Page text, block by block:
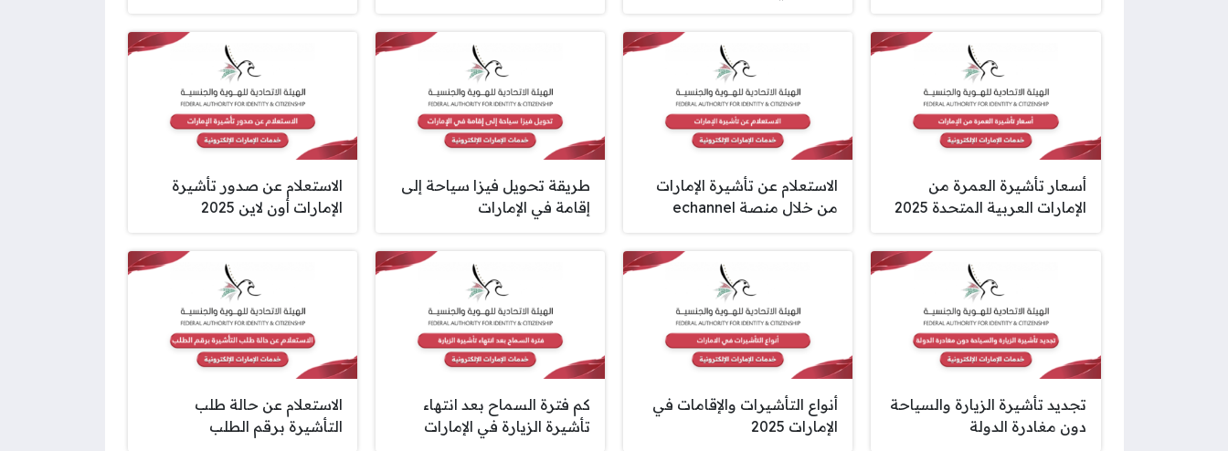
أسعار تأشيرة العمرة من
الإمارات العربية المتحدة 2025
الاستعلام عن تأشيرة الإمارات
من خلال منصة echannel
طريقة تحويل فيزا سياحة إلى
إقامة في الإمارات
الاستعلام عن صدور تأشيرة
الإمارات أون لاين 2025
تجديد تأشيرة الزيارة والسياحة
دون مغادرة الدولة
أنواع التأشيرات والإقامات في
الإمارات 2025
كم فترة السماح بعد انتهاء
تأشيرة الزيارة في الإمارات
الاستعلام عن حالة طلب
التأشيرة برقم الطلب